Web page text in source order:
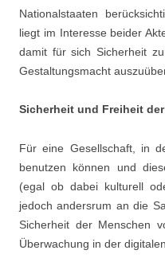
Nationalstaaten
liegt im Interesse beider
damit für sich Sicherheit
Gestaltungsmacht
Sicherheit und Freiheit
Für eine Gesellschaft, in
benutzen können und
(egal ob dabei kulturell
jedoch andersrum an die
Sicherheit der Menschen
Überwachung in der